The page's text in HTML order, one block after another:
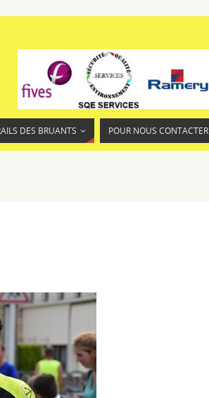
DES BRUANTS POUR NOUS CONTACTER